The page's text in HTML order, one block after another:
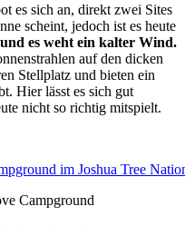
es sich an, direkt zwei Sites
scheint, jedoch ist es heute
es weht ein kalter Wind.
auf den dicken
Stellplatz und bieten ein
Hier lässt es sich gut
nicht so richtig mitspielt.
Campground